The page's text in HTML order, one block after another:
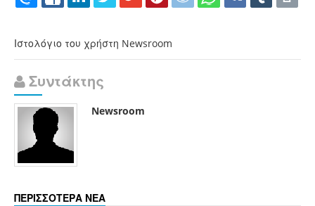
Ιστολόγιο του χρήστη Newsroom
Συντάκτης
Newsroom
ΠΕΡΙΣΣΟΤΕΡΑ ΝΕΑ